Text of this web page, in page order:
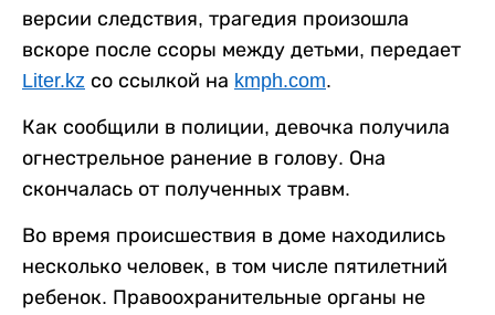
версии следствия, трагедия произошла
вскоре после ссоры между детьми, передает
Liter.kz со ссылкой на kmph.com.
Как сообщили в полиции, девочка получила
огнестрельное ранение в голову. Она
скончалась от полученных травм.
Во время происшествия в доме находились
несколько человек, в том числе пятилетний
ребенок. Правоохранительные органы не